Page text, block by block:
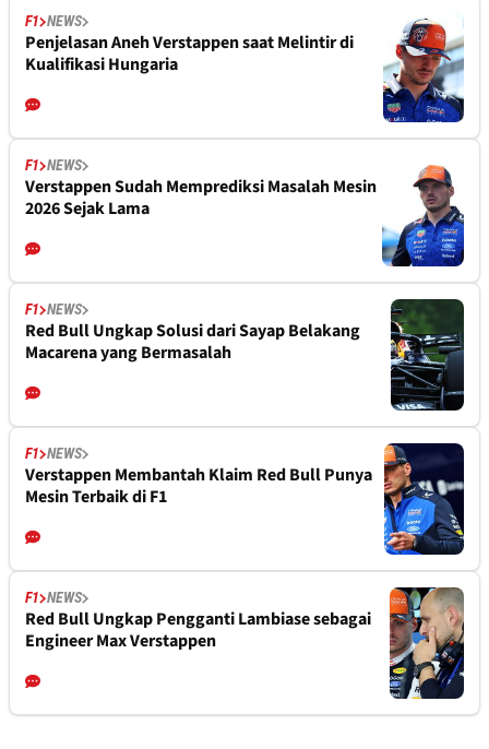
F1 NEWS
Penjelasan Aneh Verstappen saat Melintir di
Kualifikasi Hungaria
F1 NEWS
Verstappen Sudah Memprediksi Masalah Mesin
2026 Sejak Lama
F1 NEWS
Red Bull Ungkap Solusi dari Sayap Belakang
Macarena yang Bermasalah
F1 NEWS
Verstappen Membantah Klaim Red Bull Punya
Mesin Terbaik di F1
F1 NEWS
Red Bull Ungkap Pengganti Lambiase sebagai
Engineer Max Verstappen